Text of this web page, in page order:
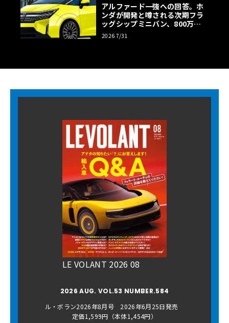
アルファード一強への回答。ホ
ンダが開発と噂される次期フラ
ッグシップミニバン、800万円
超の勝算【予想CG】
2026 7/31
LE VOLANT 2026 08
2026 AUG. VOL.53 NUMBER.584
ル・ボラン2026年8月号 2026年6月25日発売
定価1,599円（本体1,454円）